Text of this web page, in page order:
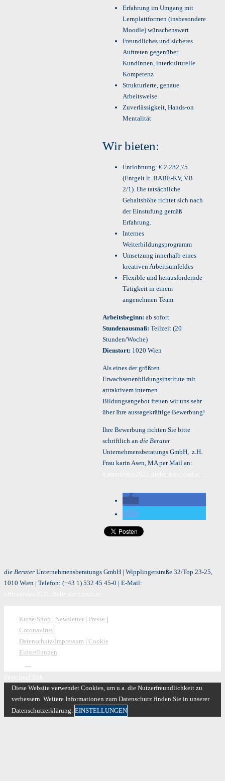
Erfahrung im Umgang mit
Lernplattformen (insbesondere
Moodle) wünschenswert
Freundliches und sicheres
Auftreten gegenüber
KundInnen, interkulturelle
Kompetenz
Strukturierte, genaue
Arbeitsweise
Zuverlässigkeit, Hands-on
Mentalität
Wir bieten:
Entlohnung: € 2.282,75
(Entgelt lt. BABE-KV, VB
2/1). Die tatsächliche
Gehaltshöhe richtet sich nach
der Einstufung gemäß
Erfahrung.
Internes
Weiterbildungsprogramm
Umsetzung innerhalb eines
kreativen Arbeitsumfeldes
Flexible und herausfordernde
Tätigkeit in einem
angenehmen Team
Arbeitsbeginn: ab sofort
Stundenausmaß: Teilzeit (20
Stunden/Woche)
Dienstort: 1020 Wien
Als eines der größten
Erwachsenenbildungsinstitute mit
attraktivem internen
Bildungsangebot freuen wir uns sehr
über Ihre aussagekräftige Bewerbung!
Ihre Bewerbung richten Sie bitte
schriftlich an die Berater
Unternehmensberatungs GmbH, z.H.
Frau karin Asen, MA per Mail an:
die Berater Unternehmensberatungs GmbH | Wipplingerstraße 32/Top 23-25,
1010 Wien | Telefon: (+43 1) 532 45 45-0 | E-Mail:
Kurse/Shop | Newsletter | Presse |
Coronavirus |
Datenschutz/Impressum | Cookie
Einstellungen
Diese Website verwendet Cookies, um u.a. die Nutzerfreundlichkeit zu
verbessern. Weitere Informationen zum Datenschutz finden Sie in unserer
Datenschutzerklärung. EINSTELLUNGEN